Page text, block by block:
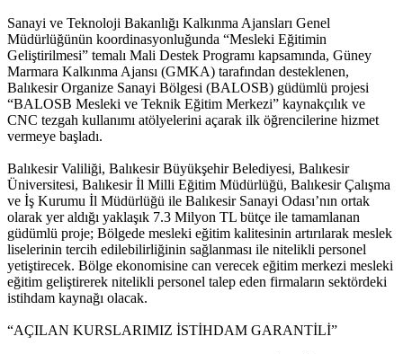
Sanayi ve Teknoloji Bakanlığı Kalkınma Ajansları Genel
Müdürlüğünün koordinasyonluğunda “Mesleki Eğitimin
Geliştirilmesi” temalı Mali Destek Programı kapsamında, Güney
Marmara Kalkınma Ajansı (GMKA) tarafından desteklenen,
Balıkesir Organize Sanayi Bölgesi (BALOSB) güdümlü projesi
“BALOSB Mesleki ve Teknik Eğitim Merkezi” kaynakçılık ve
CNC tezgah kullanımı atölyelerini açarak ilk öğrencilerine hizmet
vermeye başladı.
Balıkesir Valiliği, Balıkesir Büyükşehir Belediyesi, Balıkesir
Üniversitesi, Balıkesir İl Milli Eğitim Müdürlüğü, Balıkesir Çalışma
ve İş Kurumu İl Müdürlüğü ile Balıkesir Sanayi Odası’nın ortak
olarak yer aldığı yaklaşık 7.3 Milyon TL bütçe ile tamamlanan
güdümlü proje; Bölgede mesleki eğitim kalitesinin artırılarak meslek
liselerinin tercih edilebilirliğinin sağlanması ile nitelikli personel
yetiştirecek. Bölge ekonomisine can verecek eğitim merkezi mesleki
eğitim geliştirerek nitelikli personel talep eden firmaların sektördeki
istihdam kaynağı olacak.
“AÇILAN KURSLARIMIZ İSTİHDAM GARANTİLİ”